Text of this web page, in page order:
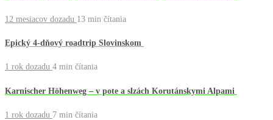
12 mesiacov dozadu 13 min čítania
Epický 4-dňový roadtrip Slovinskom
1 rok dozadu 4 min čítania
Karnischer Höhenweg – v pote a slzách Korutánskymi Alpami
1 rok dozadu 7 min čítania